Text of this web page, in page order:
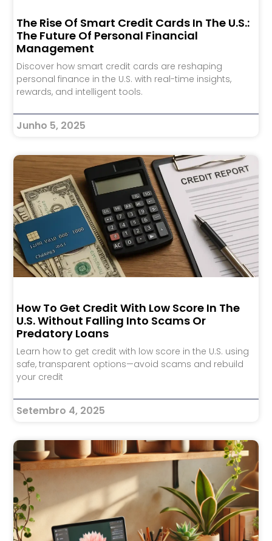
The Rise Of Smart Credit Cards In The U.S.:
The Future Of Personal Financial
Management
Discover how smart credit cards are reshaping
personal finance in the U.S. with real-time insights,
rewards, and intelligent tools.
Junho 5, 2025
How To Get Credit With Low Score In The
U.S. Without Falling Into Scams Or
Predatory Loans
Learn how to get credit with low score in the U.S. using
safe, transparent options—avoid scams and rebuild
your credit
Setembro 4, 2025